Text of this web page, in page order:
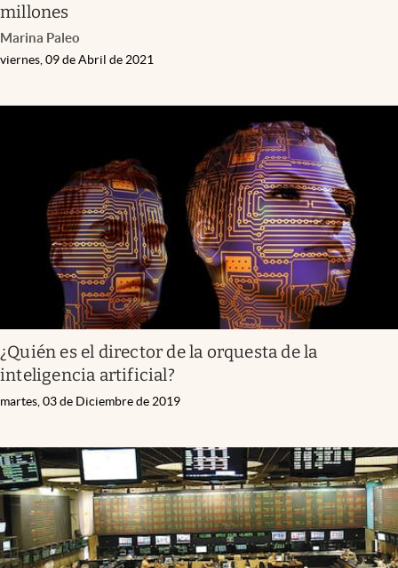
millones
Marina Paleo
viernes, 09 de Abril de 2021
¿Quién es el director de la orquesta de la
inteligencia artificial?
martes, 03 de Diciembre de 2019